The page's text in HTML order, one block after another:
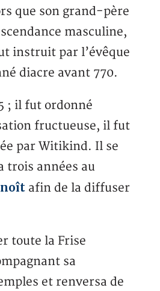
que son grand-père
masculine,
instruit par l’évêque
diacre avant 770.
; il fut ordonné
fructueuse, il fut
par Witikind. Il se
trois années au
afin de la diffuser
toute la Frise
sa
et renversa de